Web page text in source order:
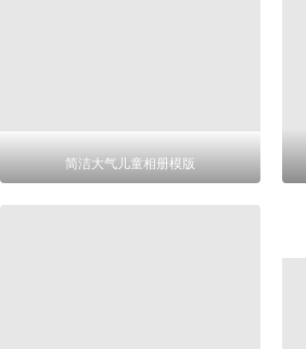
简洁大气儿童相册模版